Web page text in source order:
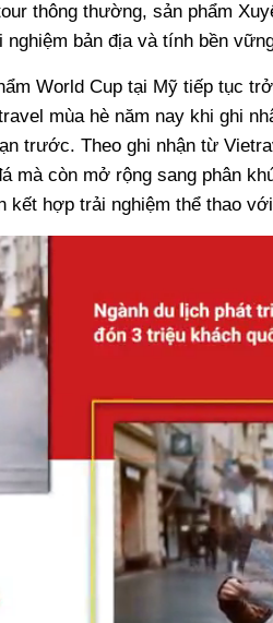
thông thường, sản phẩm
nghiệm bản địa và tính bền
World Cup tại Mỹ tiếp tục
mùa hè năm nay khi ghi
trước. Theo ghi nhận từ
mà còn mở rộng sang phân
kết hợp trải nghiệm thể thao